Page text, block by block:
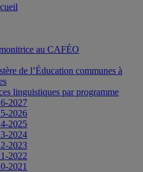
au CAFÉO
de l’Éducation communes à
linguistiques par programme
2027
2026
2025
2024
2023
2022
2021